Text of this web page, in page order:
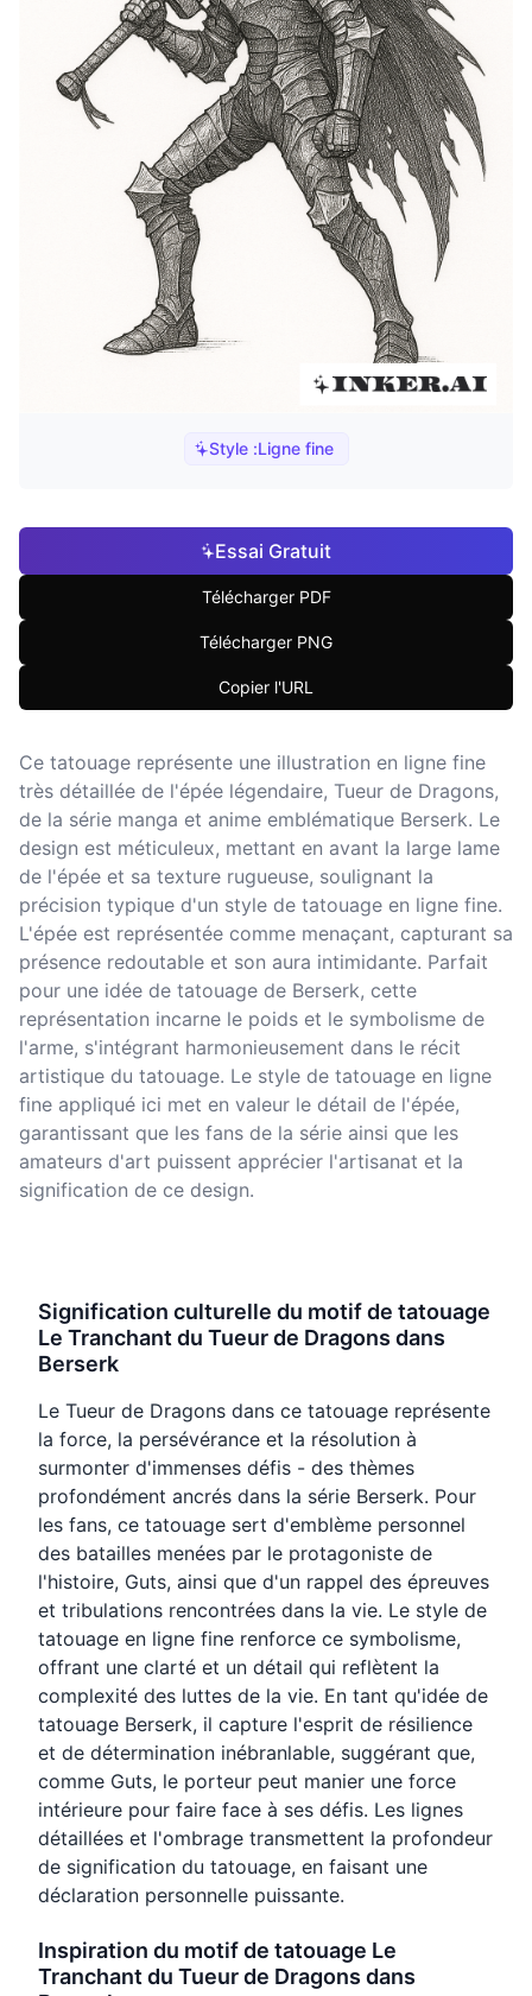
Style :Ligne fine
Essai Gratuit
Télécharger PDF
Télécharger PNG
Copier l'URL
Ce tatouage représente une illustration en ligne fine
très détaillée de l'épée légendaire, Tueur de Dragons,
de la série manga et anime emblématique Berserk. Le
design est méticuleux, mettant en avant la large lame
de l'épée et sa texture rugueuse, soulignant la
précision typique d'un style de tatouage en ligne fine.
L'épée est représentée comme menaçant, capturant sa
présence redoutable et son aura intimidante. Parfait
pour une idée de tatouage de Berserk, cette
représentation incarne le poids et le symbolisme de
l'arme, s'intégrant harmonieusement dans le récit
artistique du tatouage. Le style de tatouage en ligne
fine appliqué ici met en valeur le détail de l'épée,
garantissant que les fans de la série ainsi que les
amateurs d'art puissent apprécier l'artisanat et la
signification de ce design.
Signification culturelle du motif de tatouage
Le Tranchant du Tueur de Dragons dans
Berserk
Le Tueur de Dragons dans ce tatouage représente
la force, la persévérance et la résolution à
surmonter d'immenses défis - des thèmes
profondément ancrés dans la série Berserk. Pour
les fans, ce tatouage sert d'emblème personnel
des batailles menées par le protagoniste de
l'histoire, Guts, ainsi que d'un rappel des épreuves
et tribulations rencontrées dans la vie. Le style de
tatouage en ligne fine renforce ce symbolisme,
offrant une clarté et un détail qui reflètent la
complexité des luttes de la vie. En tant qu'idée de
tatouage Berserk, il capture l'esprit de résilience
et de détermination inébranlable, suggérant que,
comme Guts, le porteur peut manier une force
intérieure pour faire face à ses défis. Les lignes
détaillées et l'ombrage transmettent la profondeur
de signification du tatouage, en faisant une
déclaration personnelle puissante.
Inspiration du motif de tatouage Le
Tranchant du Tueur de Dragons dans